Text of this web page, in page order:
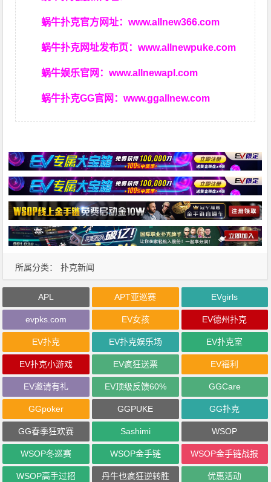
蜗牛扑克官方网址：www.allnew366.com
蜗牛扑克网址发布页：www.allnewpuke.com
蜗牛娱乐官网：www.allnewapl.com
蜗牛扑克GG官网：www.ggallnew.com
所属分类： 扑克新闻
APL APT亚巡赛 EVgirls
evpks.com EV女孩 EV德州扑克
EV扑克 EV扑克娱乐场 EV扑克室
EV扑克小游戏 EV疯狂送票 EV福利
EV邀请有礼 EV顶级反馈60% GGCare
GGpoker GGPUKE GG扑克
GG春季狂欢赛 Sashimi WSOP
WSOP冬巡赛 WSOP金手链 WSOP金手链战报
WSOP高手过招 丹牛也疯狂逆转胜 优惠活动